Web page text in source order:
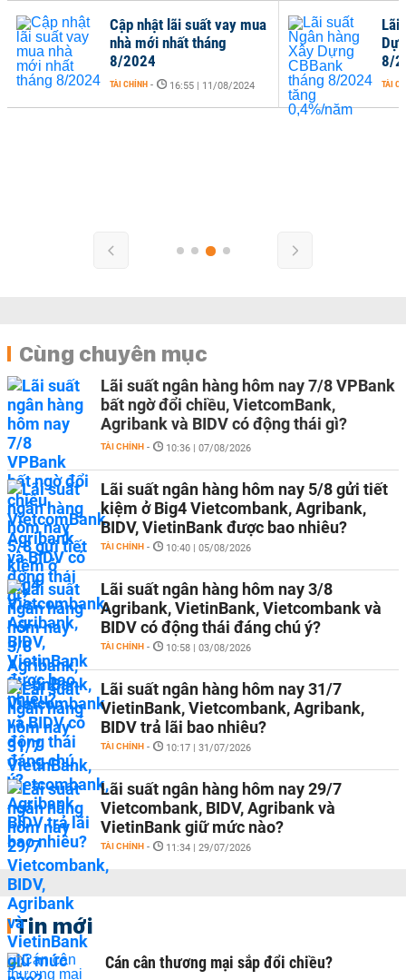
Lãi
8/
TÀI
Cập nhật lãi suất vay mua
nhà mới nhất tháng
8/2024
TÀI CHÍNH - 16:55 | 11/08/2024
Cùng chuyên mục
Lãi suất ngân hàng hôm nay 7/8 VPBank
bất ngờ đổi chiều, VietcomBank,
Agribank và BIDV có động thái gì?
TÀI CHÍNH - 10:36 | 07/08/2026
Lãi suất ngân hàng hôm nay 5/8 gửi tiết
kiệm ở Big4 Vietcombank, Agribank,
BIDV, VietinBank được bao nhiêu?
TÀI CHÍNH - 10:40 | 05/08/2026
Lãi suất ngân hàng hôm nay 3/8
Agribank, VietinBank, Vietcombank và
BIDV có động thái đáng chú ý?
TÀI CHÍNH - 10:58 | 03/08/2026
Lãi suất ngân hàng hôm nay 31/7
VietinBank, Vietcombank, Agribank,
BIDV trả lãi bao nhiêu?
TÀI CHÍNH - 10:17 | 31/07/2026
Lãi suất ngân hàng hôm nay 29/7
Vietcombank, BIDV, Agribank và
VietinBank giữ mức nào?
TÀI CHÍNH - 11:34 | 29/07/2026
Tin mới
Cán cân thương mại sắp đổi chiều?